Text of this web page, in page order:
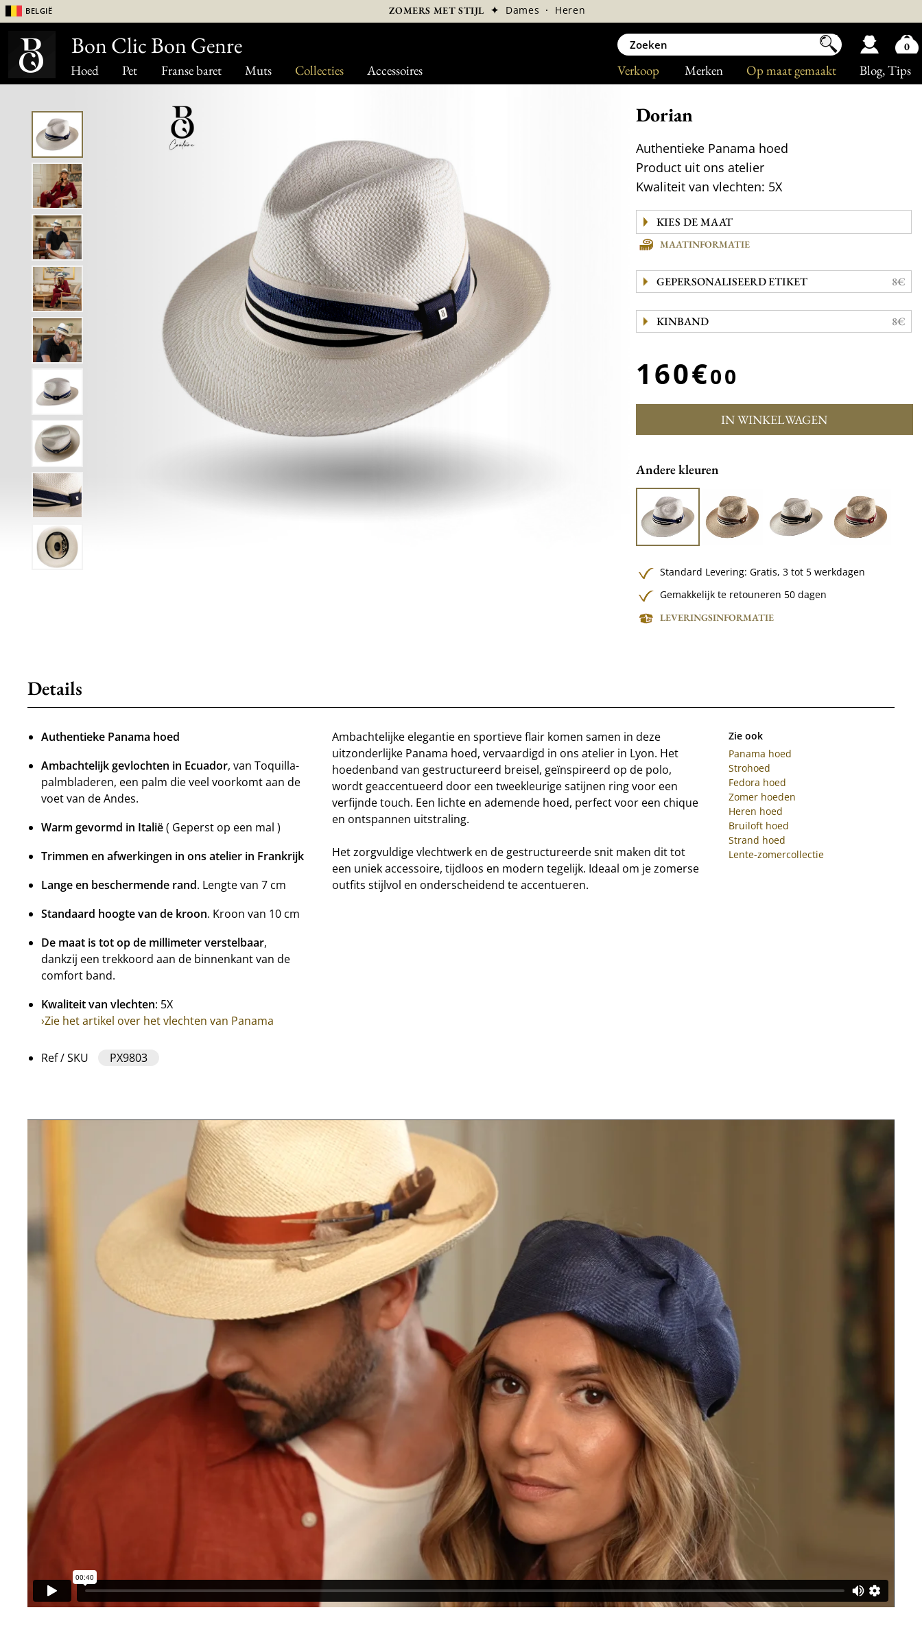
Hoed Pet Franse baret Muts Collecties Accessoires Blog, Tips
Op maat gemaakt
Merken
Verkoop
België ZOMERS MET STIJL ✦ Dames · Heren
Dorian
Authentieke Panama hoed
Product uit ons atelier
Kwaliteit van vlechten: 5X
MAATINFORMATIE
GEPERSONALISEERD ETIKET 8€
KINBAND 8€
160€00
IN WINKELWAGEN
Andere kleuren
Standard Levering:Gratis,3 tot 5 werkdagen
Gemakkelijk te retouneren 50 dagen
LEVERINGSINFORMATIE
Details
Authentieke Panama hoed
Ambachtelijk gevlochten in Ecuador, van Toquilla-
palmbladeren, een palm die veel voorkomt aan de
voet van de Andes.
Warm gevormd in Italië( Geperst op een mal )
Trimmen en afwerkingen in ons atelier in Frankrijk
Lange en beschermende rand. Lengte van 7 cm
Standaard hoogte van de kroon. Kroon van 10 cm
De maat is tot op de millimeter verstelbaar,
dankzij een trekkoord aan de binnenkant van de
comfort band.
Kwaliteit van vlechten: 5X
›Zie het artikel over het vlechten van Panama
Ref / SKU PX9803
Ambachtelijke elegantie en sportieve flair komen samen in deze
uitzonderlijke Panama hoed, vervaardigd in ons atelier in Lyon. Het
hoedenband van gestructureerd breisel, geïnspireerd op de polo,
wordt geaccentueerd door een tweekleurige satijnen ring voor een
verfijnde touch. Een lichte en ademende hoed, perfect voor een chique
en ontspannen uitstraling.
Het zorgvuldige vlechtwerk en de gestructureerde snit maken dit tot
een uniek accessoire, tijdloos en modern tegelijk. Ideaal om je zomerse
outfits stijlvol en onderscheidend te accentueren.
Zie ook
Panama hoed
Strohoed
Fedora hoed
Zomer hoeden
Heren hoed
Bruiloft hoed
Strand hoed
Lente-zomercollectie
Bon Clic Bon Genre 0